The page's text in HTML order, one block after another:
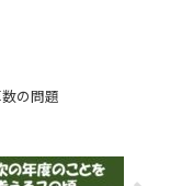
の問題